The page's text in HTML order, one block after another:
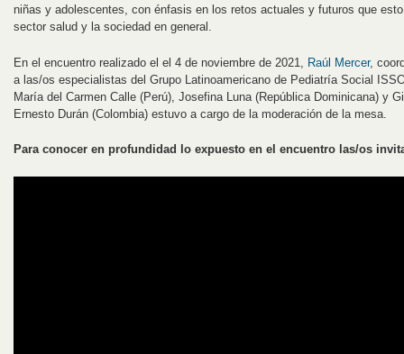
niñas y adolescentes, con énfasis en los retos actuales y futuros que
sector salud y la sociedad en general.
En el encuentro realizado el el 4 de noviembre de 2021, Raúl Mercer,
a las/os especialistas del Grupo Latinoamericano de Pediatría Social
María del Carmen Calle (Perú), Josefina Luna (República Dominicana) y
Ernesto Durán (Colombia) estuvo a cargo de la moderación de la mesa.
Para conocer en profundidad lo expuesto en el encuentro las/os